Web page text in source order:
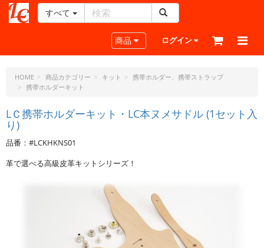
ー
ラ
フ
ド
ッ
ト・
ェ
すべて
Toggle navigation
商品 ログイン
HOME 商品カテゴリー キット
携帯ホルダー、携帯ストラップ
携帯ホルダーキット
LＣ携帯ホルダーキット・LC本ヌメサドル (1セット入
り)
品番：#LCKHKNS01
革で選べる高級皮革キットシリーズ！